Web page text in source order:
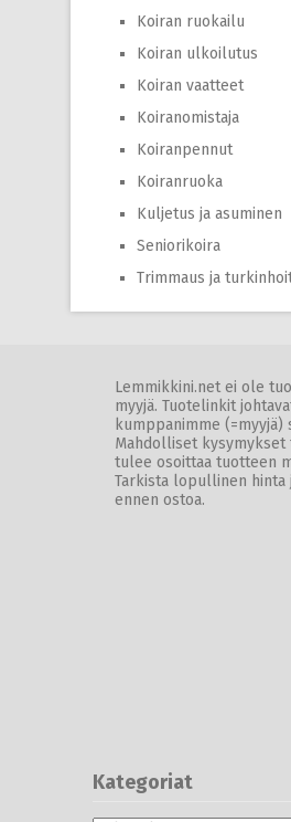
Koiran ruokailu
Koiran ulkoilutus
Koiran vaatteet
Koiranomistaja
Koiranpennut
Koiranruoka
Kuljetus ja asuminen
Seniorikoira
Trimmaus ja
Lemmikkini.net ei ole
myyjä. Tuotelinkit
kumppanimme (=myyjä)
Mahdolliset
tulee osoittaa tuotteen
Tarkista lopullinen hinta
ennen ostoa.
Kategoriat